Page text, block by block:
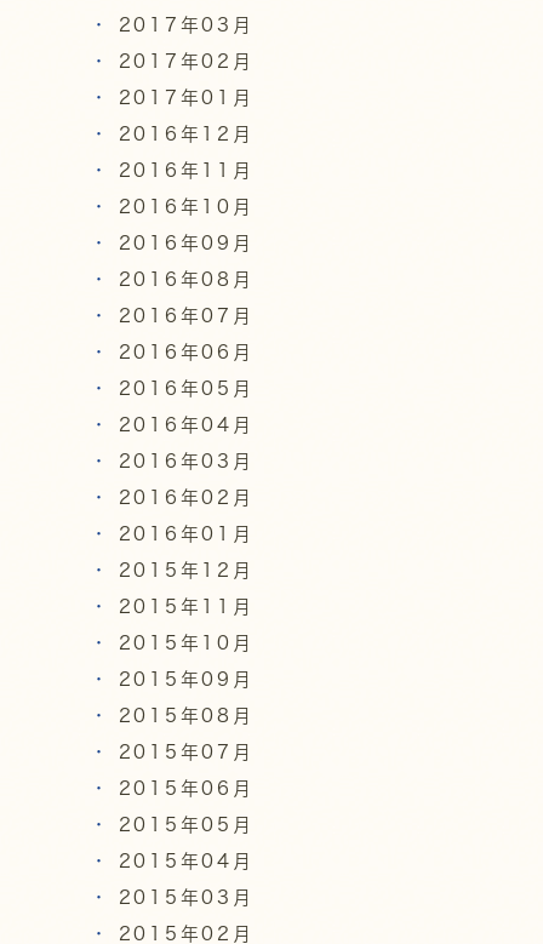
2017年03月
2017年02月
2017年01月
2016年12月
2016年11月
2016年10月
2016年09月
2016年08月
2016年07月
2016年06月
2016年05月
2016年04月
2016年03月
2016年02月
2016年01月
2015年12月
2015年11月
2015年10月
2015年09月
2015年08月
2015年07月
2015年06月
2015年05月
2015年04月
2015年03月
2015年02月